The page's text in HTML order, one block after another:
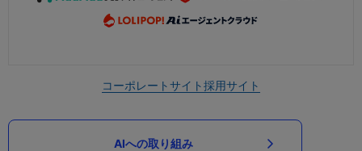
コーポレートサイト採用サイト
AIへの取り組み